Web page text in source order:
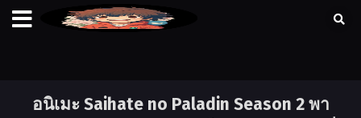
อนิเมะ Saihate no Paladin Season 2 พา